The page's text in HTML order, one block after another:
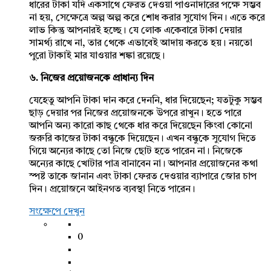
ধারের টাকা যদি একসাথে ফেরত দেওয়া পাওনাদারের পক্ষে সম্ভব
না হয়, সেক্ষেত্রে অল্প অল্প করে শোধ করার সুযোগ দিন। এতে করে
লাভ কিন্তু আপনারই হচ্ছে। যে লোক একেবারে টাকা দেয়ার
সামর্থ্য রাখে না, তার থেকে এভাবেই আদায় করতে হয়। নয়তো
পুরো টাকাই মার যাওয়ার শঙ্কা রয়েছে।
৬. নিজের প্রয়োজনকে প্রাধান্য দিন
যেহেতু আপনি টাকা দান করে দেননি, ধার দিয়েছেন; যতটুকু সম্ভব
ছাড় দেয়ার পর নিজের প্রয়োজনকে উপরে রাখুন। হতে পারে
আপনি অন্য কারো কাছ থেকে ধার করে দিয়েছেন কিংবা কোনো
জরুরি কাজের টাকা বন্ধুকে দিয়েছেন। এখন বন্ধুকে সুযোগ দিতে
গিয়ে অন্যের কাছে তো নিজে ছোট হতে পারেন না। নিজেকে
অন্যের কাছে খোটার পাত্র বানাবেন না। আপনার প্রয়োজনের কথা
স্পষ্ট তাকে জানান এবং টাকা ফেরত দেওয়ার ব্যাপারে জোর চাপ
দিন। প্রয়োজনে আইনগত ব্যবস্থা নিতে পারেন।
সংক্ষেপে দেখুন
0